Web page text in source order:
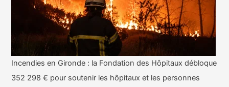
Incendies en Gironde : la Fondation des Hôpitaux débloque
352 298 € pour soutenir les hôpitaux et les personnes